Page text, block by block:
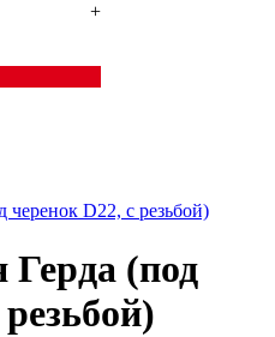
+
черенок D22, с резьбой)
Герда (под